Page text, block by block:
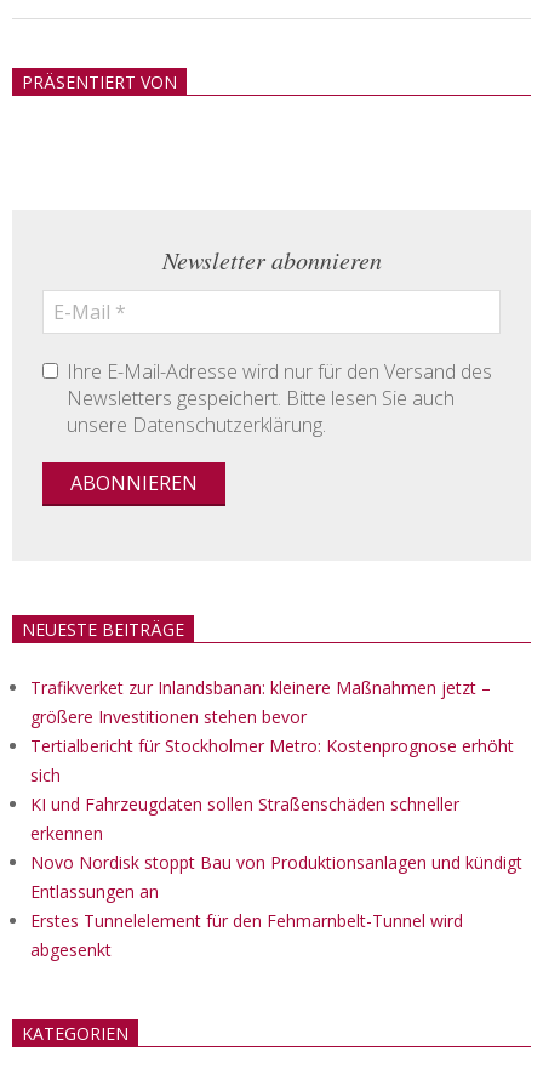
21PRÄSENTIERT VON
Newsletter abonnieren
Ihre E-Mail-Adresse wird nur für den Versand des
Newsletters gespeichert. Bitte lesen Sie auch
unsere Datenschutzerklärung.
NEUESTE BEITRÄGE
Trafikverket zur Inlandsbanan: kleinere Maßnahmen jetzt –
größere Investitionen stehen bevor
Tertialbericht für Stockholmer Metro: Kostenprognose erhöht
sich
KI und Fahrzeugdaten sollen Straßenschäden schneller
erkennen
Novo Nordisk stoppt Bau von Produktionsanlagen und kündigt
Entlassungen an
Erstes Tunnelelement für den Fehmarnbelt-Tunnel wird
abgesenkt
KATEGORIEN